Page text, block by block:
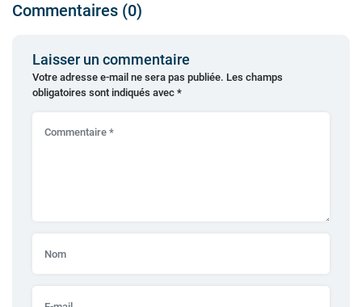
Commentaires (0)
Laisser un commentaire
Votre adresse e-mail ne sera pas publiée. Les champs
obligatoires sont indiqués avec *